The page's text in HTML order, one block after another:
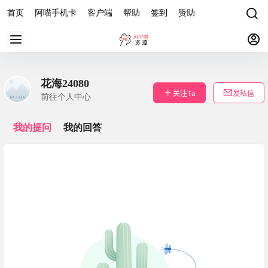
首页 阿喵手机卡 客户端 帮助 签到 赞助
花海24080
前往个人中心 关注Ta 发私信
我的提问 我的回答